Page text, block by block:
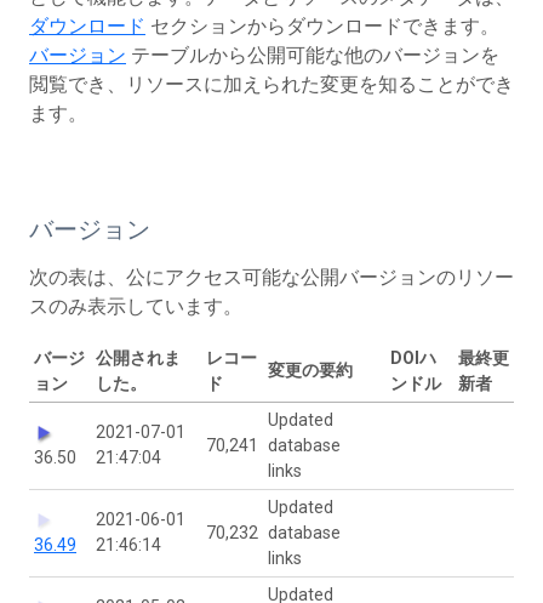
ダウンロード セクションからダウンロードできます。
バージョン テーブルから公開可能な他のバージョンを
閲覧でき、リソースに加えられた変更を知ることができ
ます。
バージョン
次の表は、公にアクセス可能な公開バージョンのリソー
スのみ表示しています。
バージ
ョン
公開されま
した。
レコー
ド
変更の要約
DOIハ
ンドル
最終更
新者
36.50
2021-07-01
21:47:04
70,241
Updated
database
links
36.49
2021-06-01
21:46:14
70,232
Updated
database
links
Updated